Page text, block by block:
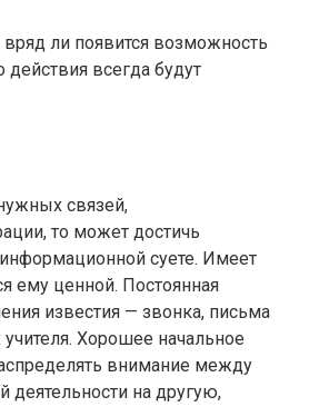
ли появится возможность
всегда будут
связей,
то может достичь
суете. Имеет
ему ценной. Постоянная
известия — звонка, письма
Хорошее начальное
внимание между
деятельности на другую,